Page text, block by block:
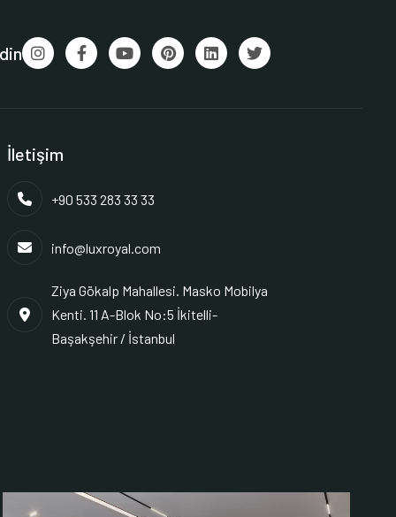
İletişim
+90 533 283 33 33
info@luxroyal.com
Ziya Gökalp Mahallesi. Masko Mobilya
Kenti. 11 A-Blok No:5 İkitelli-
Başakşehir / İstanbul